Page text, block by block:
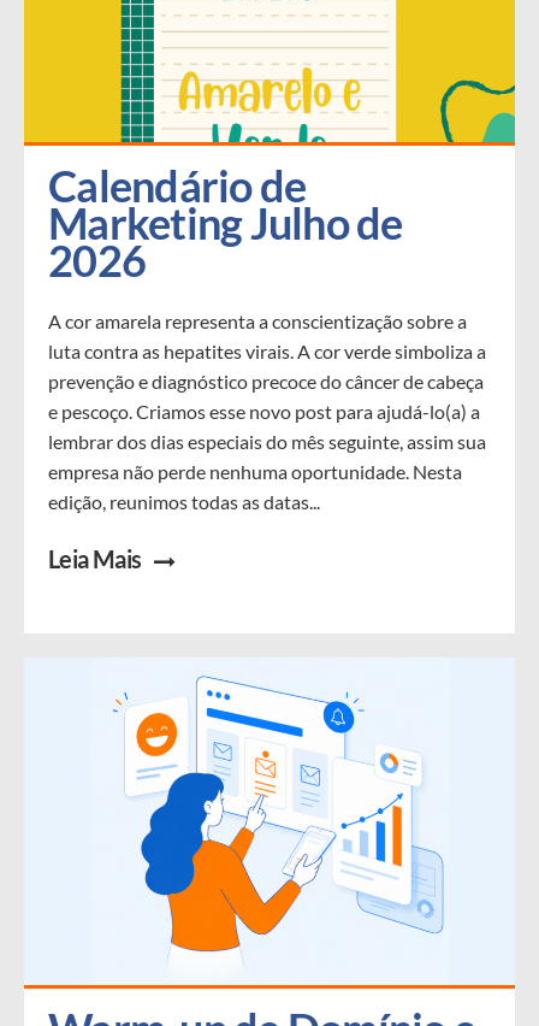
Calendário de
Marketing Julho de
2026
A cor amarela representa a conscientização sobre a
luta contra as hepatites virais. A cor verde simboliza a
prevenção e diagnóstico precoce do câncer de cabeça
e pescoço. Criamos esse novo post para ajudá-lo(a) a
lembrar dos dias especiais do mês seguinte, assim sua
empresa não perde nenhuma oportunidade. Nesta
edição, reunimos todas as datas...
Leia Mais